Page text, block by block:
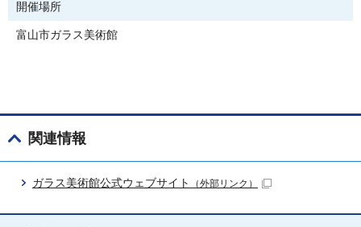
開催場所
富山市ガラス美術館
関連情報
ガラス美術館公式ウェブサイト （外部リンク）